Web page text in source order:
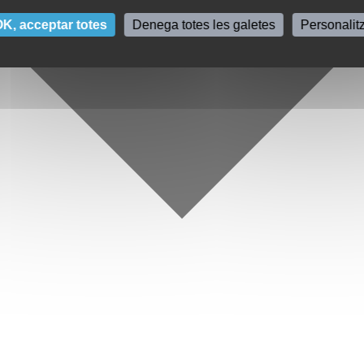
acceptar totes Denega totes les galetes